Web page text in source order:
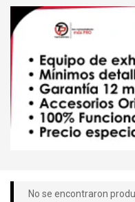
No se encontraron